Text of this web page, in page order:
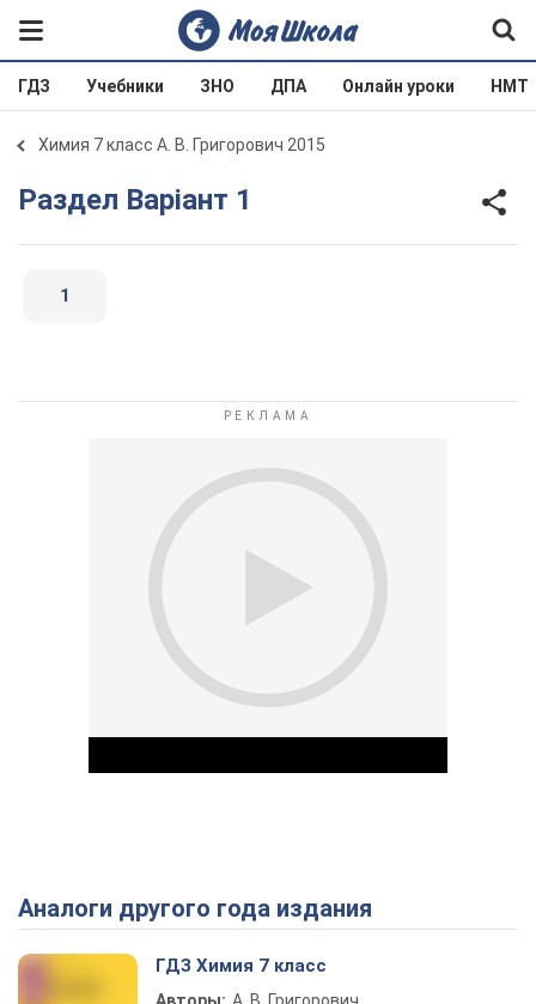
ГДЗ Учебники ЗНО ДПА Онлайн уроки НМТ
Химия 7 класс А. В. Григорович 2015
Раздел Варіант 1
1
Play Video
Аналоги другого года издания
ГДЗ Химия 7 класс